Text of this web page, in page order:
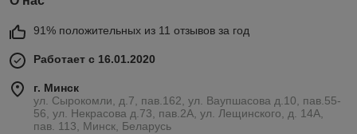
91% положительных из 11 отзывов за год
Работает с 16.01.2020
г. Минск
ул. Сырокомли, д.7, пав.162, ул. Ваупшасова д.10, пав.55-
56, ул. Некрасова д.73, пав.2А, ул. Лещинского, д. 14А,
пав. 113, Минск, Беларусь